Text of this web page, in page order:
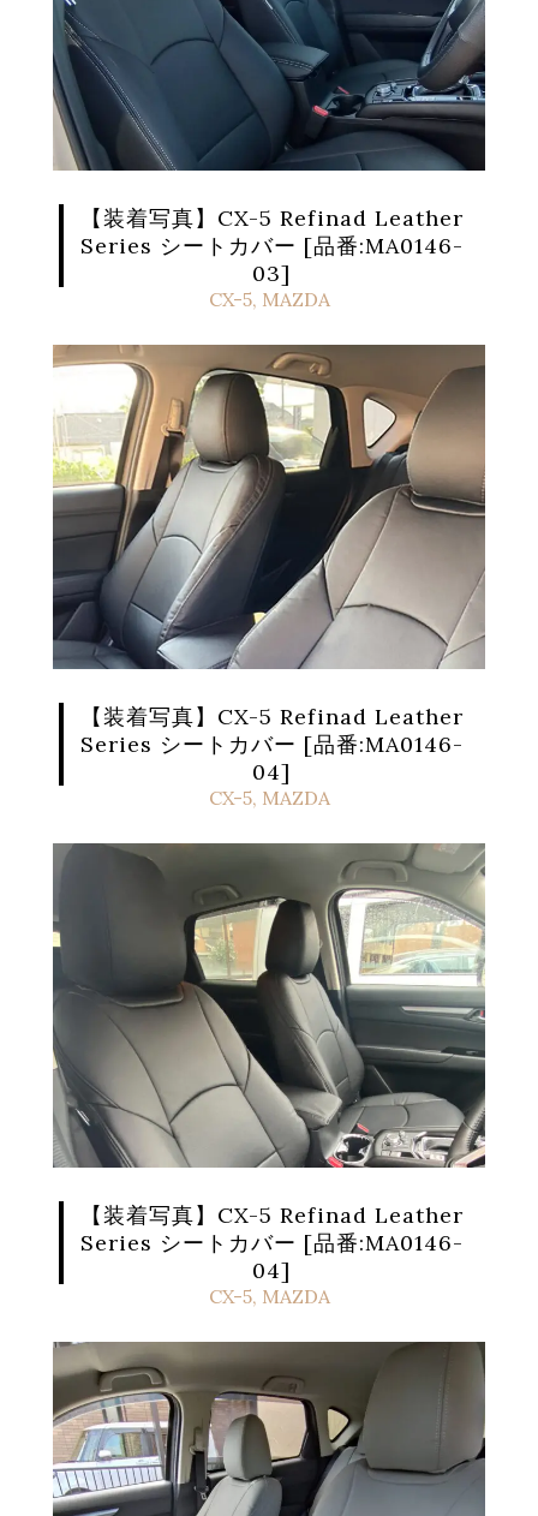
【装着写真】CX-5 Refinad Leather
Series シートカバー [品番:MA0146-
03]
CX-5, MAZDA
【装着写真】CX-5 Refinad Leather
Series シートカバー [品番:MA0146-
04]
CX-5, MAZDA
【装着写真】CX-5 Refinad Leather
Series シートカバー [品番:MA0146-
04]
CX-5, MAZDA